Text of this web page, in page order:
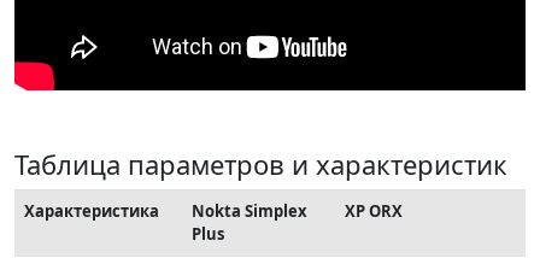
Таблица параметров и характеристик
Характеристика
Nokta Simplex
Plus
XP ORX